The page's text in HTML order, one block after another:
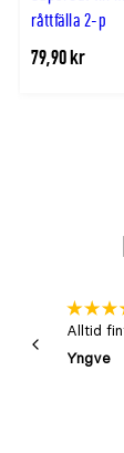
råttfälla 2-p
79,90 kr
Alltid
Yngve